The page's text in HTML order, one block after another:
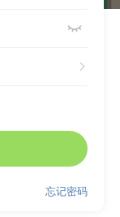


忘记密码